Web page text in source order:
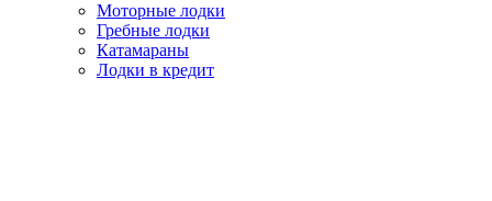
Моторные лодки
Гребные лодки
Катамараны
Лодки в кредит